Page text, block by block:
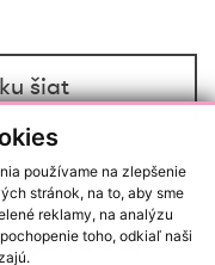
používame na zlepšenie
stránok, na to, aby sme
reklamy, na analýzu
toho, odkiaľ naši
šiat
(NOVÉ MESTO)